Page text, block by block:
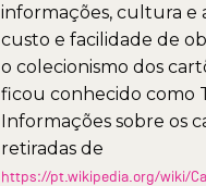
informações, cultura e
custo e facilidade de
o colecionismo dos
ficou conhecido como
Informações sobre os
retiradas de
https://pt.wikipedia.org/wiki/